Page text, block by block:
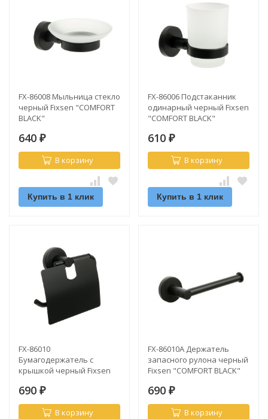
FX-86008 Мыльница стекло
черный Fixsen "COMFORT
BLACK"
640 ₽
В корзину
Купить в 1 клик
FX-86006 Подстаканник
одинарный черный Fixsen
"COMFORT BLACK"
610 ₽
В корзину
Купить в 1 клик
FX-86010
Бумагодержатель с
крышкой черный Fixsen
690 ₽
В корзину
FX-86010A Держатель
запасного рулона черный
Fixsen "COMFORT BLACK"
690 ₽
В корзину